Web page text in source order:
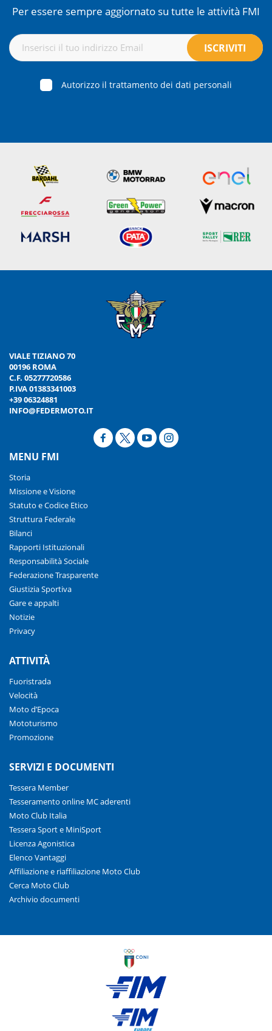
Per essere sempre aggiornato su tutte le attività FMI
Autorizzo il trattamento dei dati personali
VIALE TIZIANO 70
00196 ROMA
C.F. 05277720586
P.IVA 01383341003
+39 06324881
INFO@FEDERMOTO.IT
MENU FMI
Storia
Missione e Visione
Statuto e Codice Etico
Struttura Federale
Bilanci
Rapporti Istituzionali
Responsabilità Sociale
Federazione Trasparente
Giustizia Sportiva
Gare e appalti
Notizie
Privacy
ATTIVITÀ
Fuoristrada
Velocità
Moto d’Epoca
Mototurismo
Promozione
SERVIZI E DOCUMENTI
Tessera Member
Tesseramento online MC aderenti
Moto Club Italia
Tessera Sport e MiniSport
Licenza Agonistica
Elenco Vantaggi
Affiliazione e riaffiliazione Moto Club
Cerca Moto Club
Archivio documenti